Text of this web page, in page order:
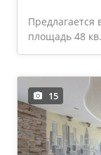
площадь 48
15